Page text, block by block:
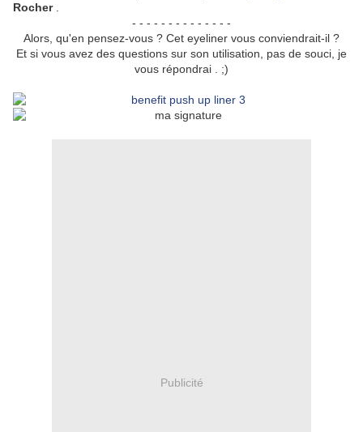
Rocher.
- - - - - - - - - - - - - -
Alors, qu'en pensez-vous ? Cet eyeliner vous conviendrait-il ?
Et si vous avez des questions sur son utilisation, pas de souci, je
vous répondrai . ;)
Publicité